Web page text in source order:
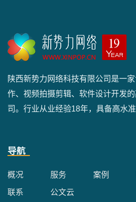
陕西新势力网络科技有限公司是一
作、视频拍摄剪辑、软件设计开发
司。行业从业经验18年，具备高水
导航
概况 服务 案例
联系 公文云